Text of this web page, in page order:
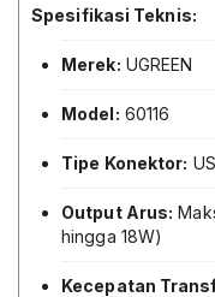
Spesifikasi Teknis:
Merek: UGREEN
Model: 60116
Tipe Konektor:
Output Arus:
hingga 18W)
Kecepatan